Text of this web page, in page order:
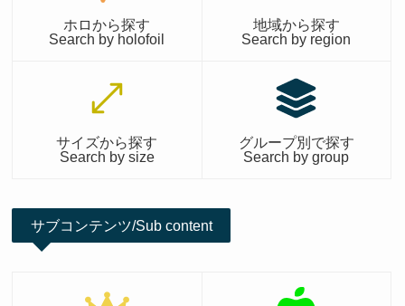
ホロから探す
Search by holofoil
地域から探す
Search by region
サイズから探す
Search by size
グループ別で探す
Search by group
サブコンテンツ/Sub content